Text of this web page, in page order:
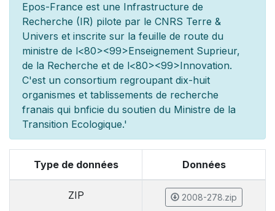
Epos-France est une Infrastructure de
Recherche (IR) pilote par le CNRS Terre &
Univers et inscrite sur la feuille de route du
ministre de l<80><99>Enseignement Suprieur,
de la Recherche et de l<80><99>Innovation.
C'est un consortium regroupant dix-huit
organismes et tablissements de recherche
franais qui bnficie du soutien du Ministre de la
Transition Ecologique.'
Type de données Données
ZIP 2008-278.zip